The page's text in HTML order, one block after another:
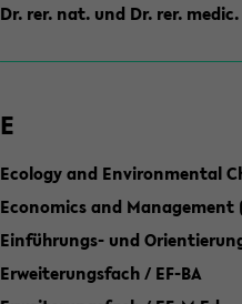
Dr. rer. nat. und Dr. rer.
E
Ecology and Environmental
Economics and Management
Einführungs- und
Erweiterungsfach / EF-BA